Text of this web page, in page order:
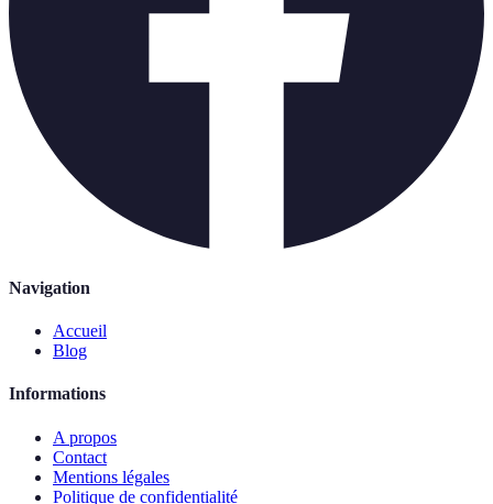
Navigation
Accueil
Blog
Informations
A propos
Contact
Mentions légales
Politique de confidentialité